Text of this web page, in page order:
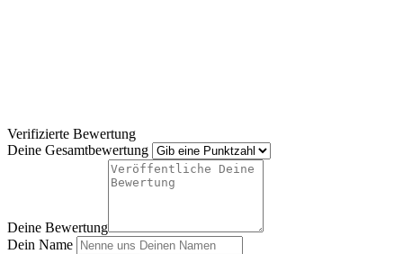
Verifizierte Bewertung
Deine Gesamtbewertung
Deine Bewertung
Dein Name